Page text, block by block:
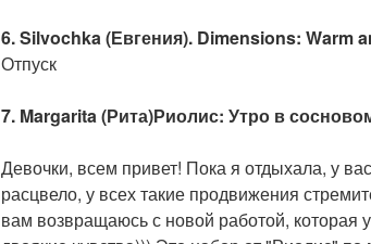
6. Silvochka (Евгения). Dimensions: Warm
Отпуск
7. Margarita (Рита)Риолис: Утро в
Девочки, всем привет! Пока я отдыхала, у вас
расцвело, у всех такие продвижения
вам возвращаюсь с новой работой, которая